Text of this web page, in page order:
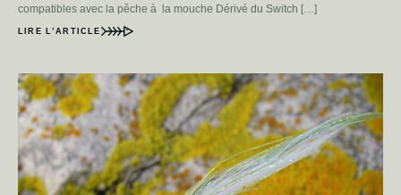
compatibles avec la pêche à la mouche Dérivé du Switch […]
LIRE L’ARTICLE